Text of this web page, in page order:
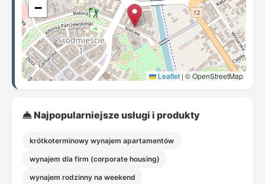
−
Leaflet | © OpenStreetMap
Najpopularniejsze usługi i produkty
krótkoterminowy wynajem apartamentów
wynajem dla firm (corporate housing)
wynajem rodzinny na weekend